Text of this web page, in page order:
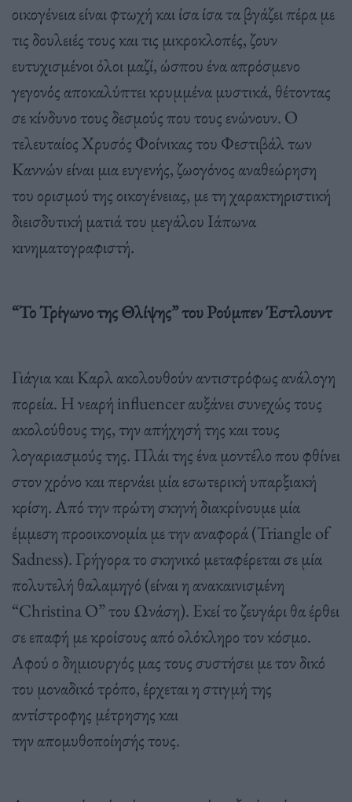
οικογένεια είναι φτωχή και ίσα ίσα τα βγάζει πέρα με
τις δουλειές τους και τις μικροκλοπές, ζουν
ευτυχισμένοι όλοι μαζί, ώσπου ένα απρόσμενο
γεγονός αποκαλύπτει κρυμμένα μυστικά, θέτοντας
σε κίνδυνο τους δεσμούς που τους ενώνουν. Ο
τελευταίος Χρυσός Φοίνικας του Φεστιβάλ των
Καννών είναι μια ευγενής, ζωογόνος αναθεώρηση
του ορισμού της οικογένειας, με τη χαρακτηριστική
διεισδυτική ματιά του μεγάλου Ιάπωνα
κινηματογραφιστή.
“Το Τρίγωνο της Θλίψης” του Ρούμπεν Έστλουντ
Γιάγια και Καρλ ακολουθούν αντιστρόφως ανάλογη
πορεία. Η νεαρή influencer αυξάνει συνεχώς τους
ακολούθους της, την απήχησή της και τους
λογαριασμούς της. Πλάι της ένα μοντέλο που φθίνει
στον χρόνο και περνάει μία εσωτερική υπαρξιακή
κρίση. Από την πρώτη σκηνή διακρίνουμε μία
έμμεση προοικονομία με την αναφορά (Triangle of
Sadness). Γρήγορα το σκηνικό μεταφέρεται σε μία
πολυτελή θαλαμηγό (είναι η ανακαινισμένη
“Christina O” του Ωνάση). Εκεί το ζευγάρι θα έρθει
σε επαφή με κροίσους από ολόκληρο τον κόσμο.
Αφού ο δημιουργός μας τους συστήσει με τον δικό
του μοναδικό τρόπο, έρχεται η στιγμή της
αντίστροφης μέτρησης και
την απομυθοποίησής τους.